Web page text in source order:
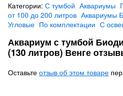
Категории: С тумбой Аквариумы
от 100 до 200 литров Аквариумы
Угловые По комплектации С
Аквариум с тумбой
(130 литров) Венге
Оставьте отзыв об этом товаре